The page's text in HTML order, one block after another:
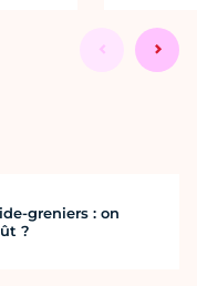
greniers : on
?